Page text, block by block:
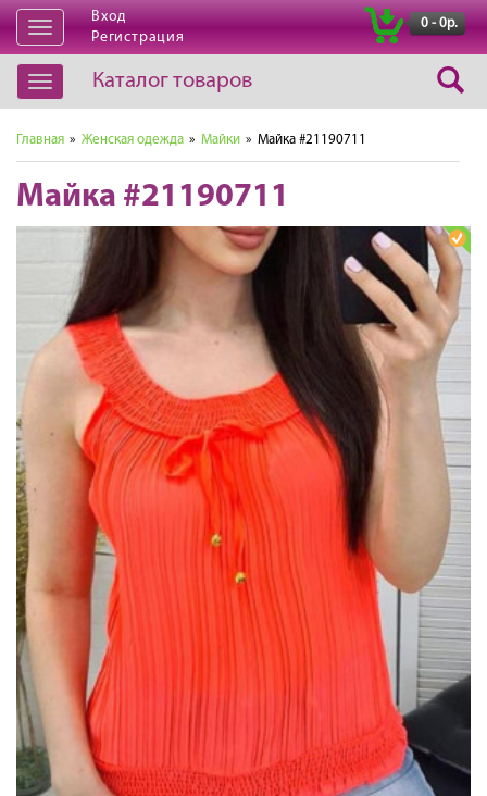
Открыть
навигацию
Вход
Регистрация
0 - 0р.
Открыть
навигацию
Каталог товаров
Главная » Женская одежда » Майки » Майка #21190711
Майка #21190711